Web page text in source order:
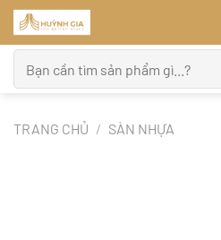
Bỏ
qua
nội
dung
kiếm:
TRANG CHỦ / SÀN NHỰA